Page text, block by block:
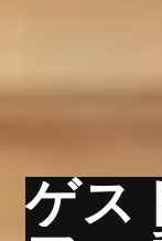
ゲス